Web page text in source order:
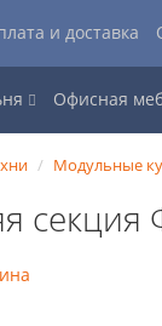
и доставка
Офисная
Модульные